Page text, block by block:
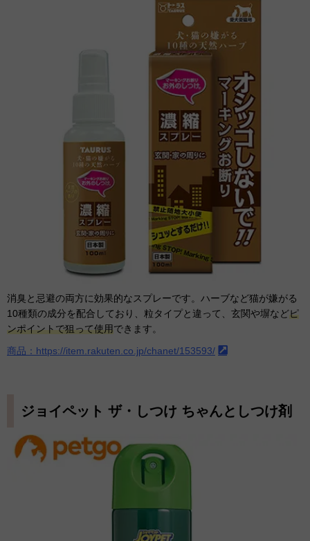
消臭と忌避の両方に効果的なスプレーです。ハーブなど猫が嫌がる
10種類の成分を配合しており、粒タイプと違って、玄関や塀などピ
ンポイントで狙って使用できます。
商品：https://item.rakuten.co.jp/chanet/153593/
ジョイペット ザ・しつけ ちゃんとしつけ剤